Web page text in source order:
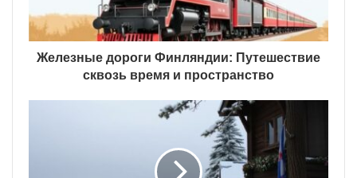
Железные дороги Финляндии: Путешествие
сквозь время и пространство